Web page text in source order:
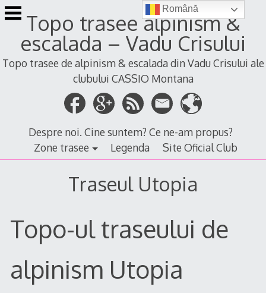
Skip
to
Topo trasee alpinism &
escalada – Vadu Crisului
Topo trasee de alpinism & escalada din Vadu Crisului ale
clubului CASSIO Montana
Despre noi. Cine suntem? Ce ne-am propus?
Zone trasee
Legenda Site Oficial Club
Traseul Utopia
Topo-ul traseului de
alpinism Utopia
Română